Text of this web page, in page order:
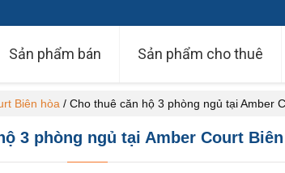
Sản phẩm bán Sản phẩm cho thuê
Biên hòa / Cho thuê căn hộ 3 phòng ngủ tại Amber
3 phòng ngủ tại Amber Court